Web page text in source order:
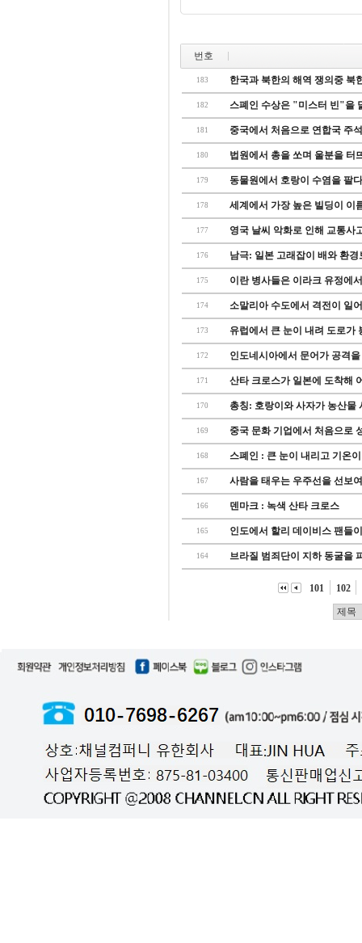
번호
183 한국과 북한의 해역 쟁의중 북
182 스폐인 수상은 "미스터 빈"을
181 중국에서 처음으로 연합국 주
180 법원에서 총을 쏘며 울분을 터
179 동물원에서 호랑이 수염을 팔다
178 세계에서 가장 높은 빌딩이 이
177 영국 날씨 악화로 인해 교통
176 남극: 일본 고래잡이 배와 환
175 이란 병사들은 이라크 유정에
174 소말리아 수도에서 격전이 일
173 유럽에서 큰 눈이 내려 도로가
172 인도네시아에서 문어가 공격
171 산타 크로스가 일본에 도착해
170 총칭: 호랑이와 사자가 농산물
169 중국 문화 기업에서 처음으로
168 스폐인 : 큰 눈이 내리고 기온
167 사람을 태우는 우주선을 선보
166 덴마크 : 녹색 산타 크로스
165 인도에서 할리 데이비스 팬들
164 브라질 범죄단이 지하 동굴을
101 102